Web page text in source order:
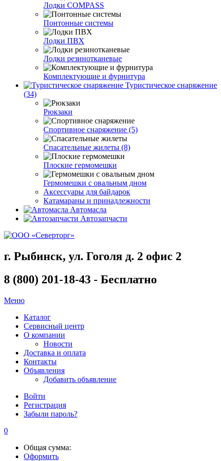
Лодки COMPASS
Понтонные системы
Лодки ПВХ
Лодки резинотканевые
Комплектующие и фурнитура
Туристическое снаряжение
(34)
Рюкзаки
Спортивное снаряжение (5)
Спасательные жилеты (8)
Плоские гермомешки
Гермомешки с овальным дном
Аксессуары для байдарок
Катамараны и принадлежности
Автомасла
Автозапчасти
г. Рыбинск, ул. Гоголя д. 2 офис 2
8 (800) 201-18-43 - Бесплатно
Меню
Каталог
Сервисный центр
О компании
Новости
Доставка и оплата
Контакты
Объявления
Добавить объявление
Войти
Регистрация
Забыли пароль?
0
Общая сумма:
Оформить